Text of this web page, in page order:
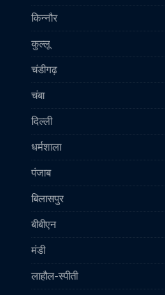
किन्नौर
कुल्लू
चंडीगढ़
चंबा
दिल्ली
धर्मशाला
पंजाब
बिलासपुर
बीबीएन
मंडी
लाहौल-स्पीती